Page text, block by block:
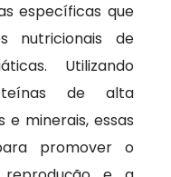
específicas que
nutricionais de
Utilizando
de alta
e minerais, essas
promover o